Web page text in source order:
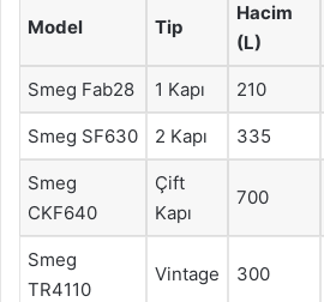
Model Tip
Hacim
(L)
Smeg Fab28 1 Kapı 210
Smeg SF630 2 Kapı 335
Smeg
CKF640
Çift
Kapı
700
Smeg
TR4110
Vintage 300